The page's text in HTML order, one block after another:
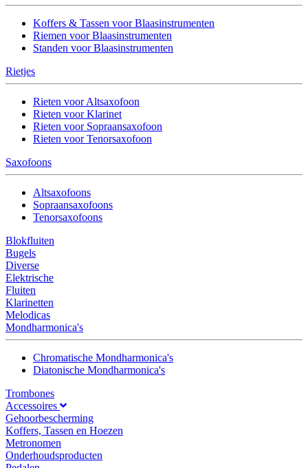
Koffers & Tassen voor Blaasinstrumenten
Riemen voor Blaasinstrumenten
Standen voor Blaasinstrumenten
Rietjes
Rieten voor Altsaxofoon
Rieten voor Klarinet
Rieten voor Sopraansaxofoon
Rieten voor Tenorsaxofoon
Saxofoons
Altsaxofoons
Sopraansaxofoons
Tenorsaxofoons
Blokfluiten
Bugels
Diverse
Elektrische
Fluiten
Klarinetten
Melodicas
Mondharmonica's
Chromatische Mondharmonica's
Diatonische Mondharmonica's
Trombones
Accessoires
Gehoorbescherming
Koffers, Tassen en Hoezen
Metronomen
Onderhoudsproducten